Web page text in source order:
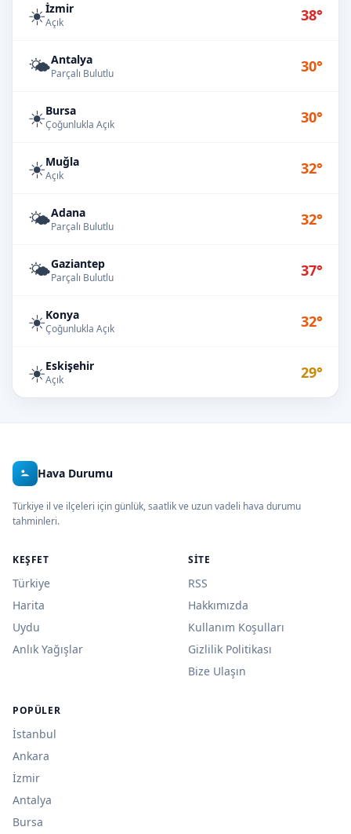
☀️İzmir
Açık 38°
🌤️Antalya
Parçalı Bulutlu 30°
☀️Bursa
Çoğunlukla Açık 30°
☀️Muğla
Açık 32°
🌤️Adana
Parçalı Bulutlu 32°
🌤️Gaziantep
Parçalı Bulutlu 37°
☀️Konya
Çoğunlukla Açık 32°
☀️Eskişehir
Açık 29°
Hava Durumu
Türkiye il ve ilçeleri için günlük, saatlik ve uzun vadeli hava durumu
tahminleri.
KEŞFET
Türkiye
Harita
Uydu
Anlık Yağışlar
SITE
RSS
Hakkımızda
Kullanım Koşulları
Gizlilik Politikası
Bize Ulaşın
POPÜLER
İstanbul
Ankara
İzmir
Antalya
Bursa